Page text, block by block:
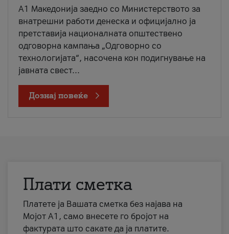
A1 Македонија заедно со Министерството за
внатрешни работи денеска и официјално ја
претставија националната општествено
одговорна кампања „Одговорно со
технологијата“, насочена кон подигнување на
јавната свест...
Дознај повеќе
Плати сметка
Платете ја Вашата сметка без најава на
Мојот А1, само внесете го бројот на
фактурата што сакате да ја платите.